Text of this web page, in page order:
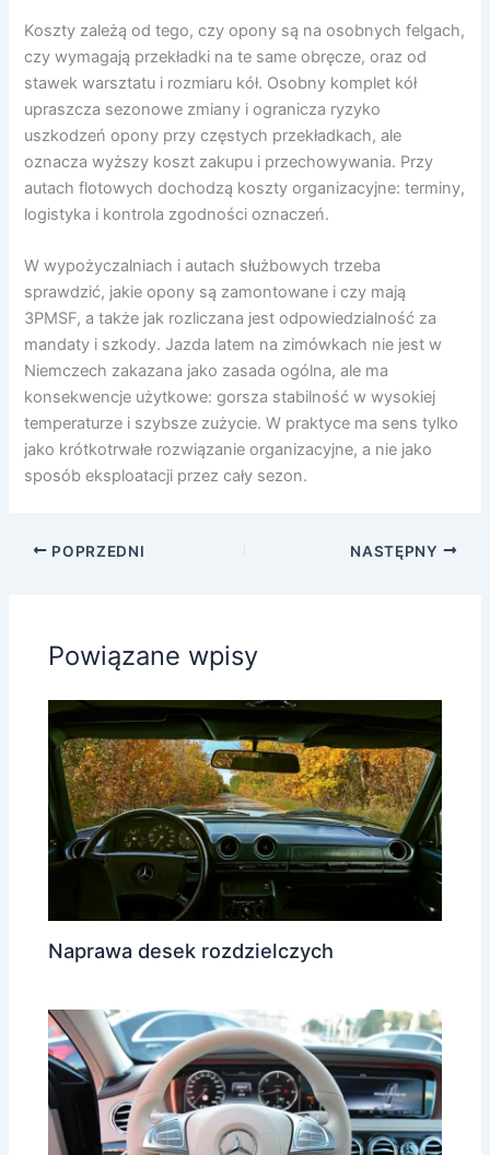
Koszty zależą od tego, czy opony są na osobnych felgach,
czy wymagają przekładki na te same obręcze, oraz od
stawek warsztatu i rozmiaru kół. Osobny komplet kół
upraszcza sezonowe zmiany i ogranicza ryzyko
uszkodzeń opony przy częstych przekładkach, ale
oznacza wyższy koszt zakupu i przechowywania. Przy
autach flotowych dochodzą koszty organizacyjne: terminy,
logistyka i kontrola zgodności oznaczeń.
W wypożyczalniach i autach służbowych trzeba
sprawdzić, jakie opony są zamontowane i czy mają
3PMSF, a także jak rozliczana jest odpowiedzialność za
mandaty i szkody. Jazda latem na zimówkach nie jest w
Niemczech zakazana jako zasada ogólna, ale ma
konsekwencje użytkowe: gorsza stabilność w wysokiej
temperaturze i szybsze zużycie. W praktyce ma sens tylko
jako krótkotrwałe rozwiązanie organizacyjne, a nie jako
sposób eksploatacji przez cały sezon.
POPRZEDNI NASTĘPNY
Powiązane wpisy
Naprawa desek rozdzielczych